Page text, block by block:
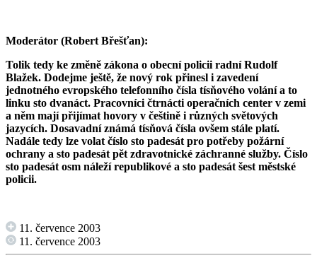
Moderátor (Robert Břešťan):
Tolik tedy ke změně zákona o obecní policii radní Rudolf
Blažek. Dodejme ještě, že nový rok přinesl i zavedení
jednotného evropského telefonního čísla tísňového volání a to
linku sto dvanáct. Pracovníci čtrnácti operačních center v zemi
a něm mají přijímat hovory v češtině i různých světových
jazycích. Dosavadní známá tísňová čísla ovšem stále platí.
Nadále tedy lze volat číslo sto padesát pro potřeby požární
ochrany a sto padesát pět zdravotnické záchranné služby. Číslo
sto padesát osm náleží republikové a sto padesát šest městské
policii.
11. července 2003
11. července 2003